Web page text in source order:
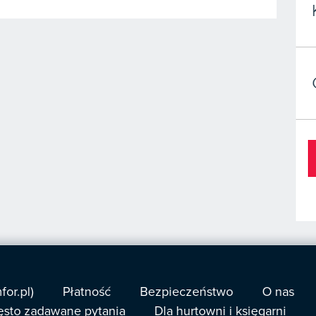
Płatność Bezpieczeństwo O nas
zadawane pytania
Dla hurtowni i księgarni